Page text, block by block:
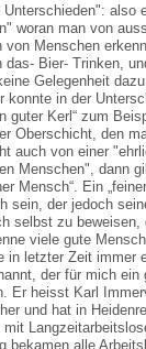
also
woran man von
Menschen
Bier- Trinken,
Gelegenheit
konnte in der
guter Kerl“ zum
Oberschicht, den
auch von einer
Menschen", dann
Mensch“. Ein
sein, der jedoch
selbst zu beweisen,
viele gute
in letzter Zeit immer
der für mich ein
Er heisst Karl
und hat in
bekamen alle